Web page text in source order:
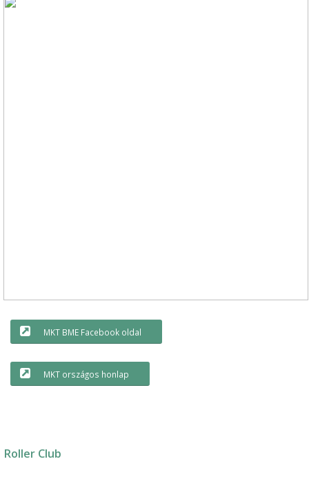
MKT BME Facebook oldal
MKT országos honlap
Roller Club